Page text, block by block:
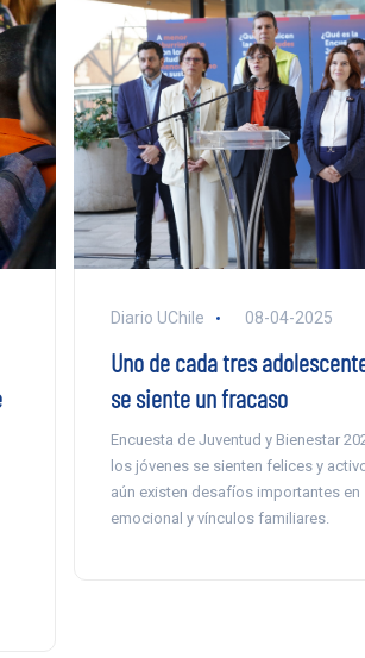
Diario UChile 08-04-2025
Uno de cada tres
se siente un fracaso
Encuesta de Juventud y Bienestar
los jóvenes se sienten felices y
aún existen desafíos importantes en
emocional y vínculos familiares.